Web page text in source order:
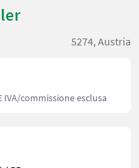
5274, Austria
IVA/commissione esclusa